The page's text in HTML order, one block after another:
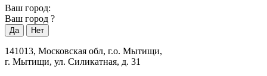
Ваш город:
Ваш город ?
141013, Московская обл, г.о. Мытищи,
г. Мытищи, ул. Силикатная, д. 31